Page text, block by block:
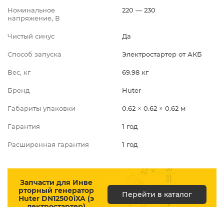
Номинальное
напряжение, В
220 — 230
Чистый синус Да
Способ запуска Электростартер от АКБ
Вес, кг 69.98 кг
Бренд Huter
Габариты упаковки 0.62 × 0.62 × 0.62 м
Гарантия 1 год
Расширенная гарантия 1 год
Запчасти для Инве
рторный генератор
Huter DN12500iXA (э
Перейти в каталог